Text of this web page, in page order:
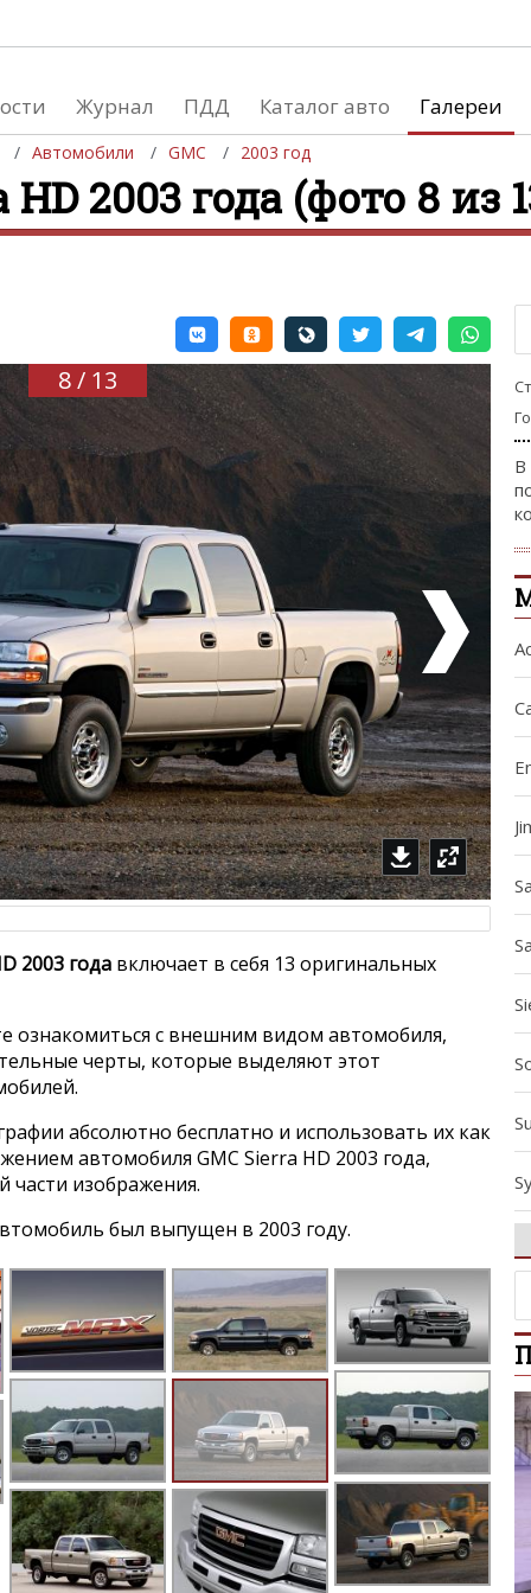
Журнал ПДД Каталог авто Галереи
Автомобили GMC 2003 год
HD 2003 года (фото 8 из
и автомобили
и мото
Автосалоны
Список мировых автосалонов
8 / 13
2003 года включает в себя 13 оригинальных
ознакомиться с внешним видом автомобиля,
черты, которые выделяют этот
абсолютно бесплатно и использовать их как
автомобиля GMC Sierra HD 2003 года,
части изображения.
был выпущен в 2003 году.
В